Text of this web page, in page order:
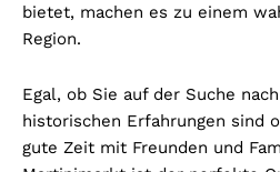
bietet, machen es zu einem
Region.
Egal, ob Sie auf der Suche
historischen Erfahrungen sind
gute Zeit mit Freunden und